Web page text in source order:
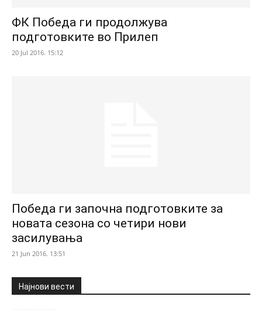
ФК Победа ги продолжува
подготовките во Прилеп
20 Jul 2016. 15:12
Победа ги започна подготовките за
новата сезона со четири нови
засилувања
21 Jun 2016. 13:51
Најнови вести